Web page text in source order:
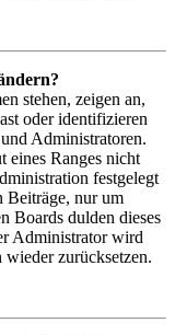
stehen, zeigen an,
oder identifizieren
Administratoren.
eines Ranges nicht
festgelegt
Beiträge, nur um
Boards dulden dieses
Administrator wird
zurücksetzen.